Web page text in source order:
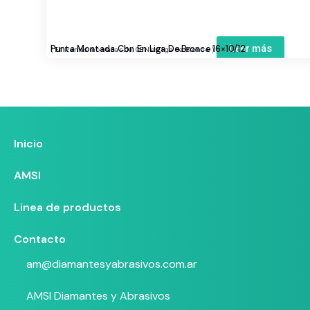
Punta Montada Cbn En Liga De Bronce 16×10/12
Puntas montadas de CBN en liga de Bronce Leer más
Inicio
AMSI
Linea de productos
Contacto
am@diamantesyabrasivos.com.ar
AMSI Diamantes y Abrasivos